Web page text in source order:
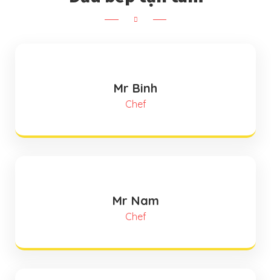
Mr Binh
Chef
Mr Nam
Chef